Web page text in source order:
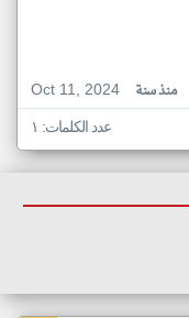
Oct 11, 2024
منذ سنة
عدد الكلمات: ١